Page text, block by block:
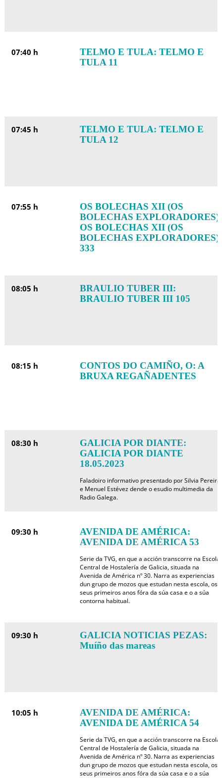
07:40 h
TELMO E TULA: TELMO E
TULA 11
07:45 h
TELMO E TULA: TELMO E
TULA 12
07:55 h
OS BOLECHAS XII (OS
BOLECHAS EXPLORADORES):
OS BOLECHAS XII (OS
BOLECHAS EXPLORADORES)
333
08:05 h
BRAULIO TUBER III:
BRAULIO TUBER III 105
08:15 h
CONTOS DO CAMIÑO, O: A
BRUXA REGAÑADENTES
08:30 h
GALICIA POR DIANTE:
GALICIA POR DIANTE
18.05.2023
Faladoiro informativo presentado por Silvia Pereira
e Menuel Estévez dende o esudio multimedia da
Radio Galega.
09:30 h
AVENIDA DE AMÉRICA:
AVENIDA DE AMÉRICA 53
Serie da TVG, en que a acción transcorre na Escola
Central de Hostalería de Galicia, situada na
Avenida de América nº 30. Narra as experiencias
dun grupo de mozos que estudan nesta escola, os
seus primeiros anos fóra da súa casa e o a súa
contorna habitual.
09:30 h
GALICIA NOTICIAS PEZAS:
Muíño das mareas
10:05 h
AVENIDA DE AMÉRICA:
AVENIDA DE AMÉRICA 54
Serie da TVG, en que a acción transcorre na Escola
Central de Hostalería de Galicia, situada na
Avenida de América nº 30. Narra as experiencias
dun grupo de mozos que estudan nesta escola, os
seus primeiros anos fóra da súa casa e o a súa